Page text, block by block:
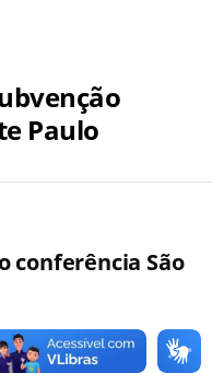
Paulo
conferência São